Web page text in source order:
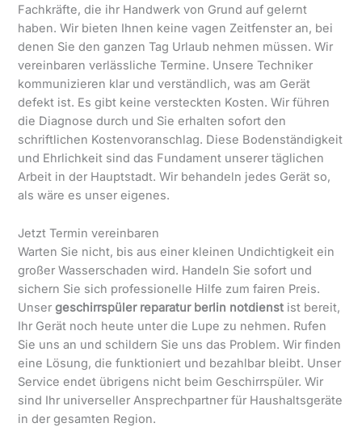
Fachkräfte, die ihr Handwerk von Grund auf gelernt
haben. Wir bieten Ihnen keine vagen Zeitfenster an, bei
denen Sie den ganzen Tag Urlaub nehmen müssen. Wir
vereinbaren verlässliche Termine. Unsere Techniker
kommunizieren klar und verständlich, was am Gerät
defekt ist. Es gibt keine versteckten Kosten. Wir führen
die Diagnose durch und Sie erhalten sofort den
schriftlichen Kostenvoranschlag. Diese Bodenständigkeit
und Ehrlichkeit sind das Fundament unserer täglichen
Arbeit in der Hauptstadt. Wir behandeln jedes Gerät so,
als wäre es unser eigenes.
Jetzt Termin vereinbaren
Warten Sie nicht, bis aus einer kleinen Undichtigkeit ein
großer Wasserschaden wird. Handeln Sie sofort und
sichern Sie sich professionelle Hilfe zum fairen Preis.
Unsergeschirrspüler reparatur berlin notdienst ist bereit,
Ihr Gerät noch heute unter die Lupe zu nehmen. Rufen
Sie uns an und schildern Sie uns das Problem. Wir finden
eine Lösung, die funktioniert und bezahlbar bleibt. Unser
Service endet übrigens nicht beim Geschirrspüler. Wir
sind Ihr universeller Ansprechpartner für Haushaltsgeräte
in der gesamten Region.